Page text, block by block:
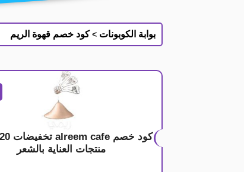
بوابة الكوبونات > كود خصم قهوة الريم
منتجات العناية بالشعر